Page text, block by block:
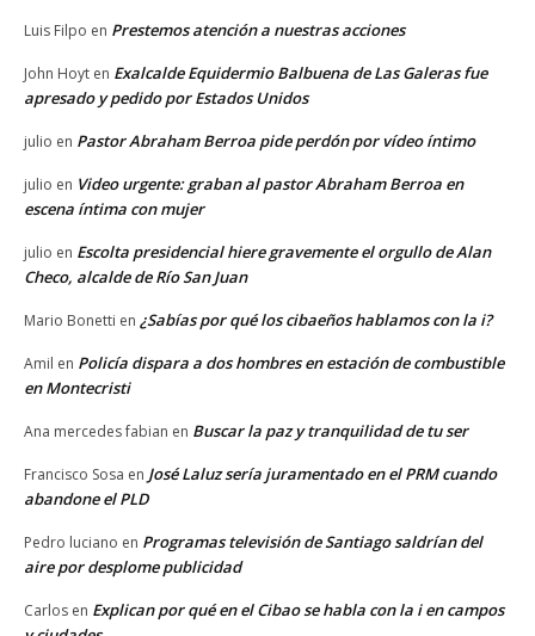
Luis Filpo en Prestemos atención a nuestras acciones
John Hoyt en Exalcalde Equidermio Balbuena de Las Galeras fue
apresado y pedido por Estados Unidos
julio en Pastor Abraham Berroa pide perdón por vídeo íntimo
julio en Video urgente: graban al pastor Abraham Berroa en
escena íntima con mujer
julio en Escolta presidencial hiere gravemente el orgullo de Alan
Checo, alcalde de Río San Juan
Mario Bonetti en ¿Sabías por qué los cibaeños hablamos con la i?
Amil en Policía dispara a dos hombres en estación de combustible
en Montecristi
Ana mercedes fabian en Buscar la paz y tranquilidad de tu ser
Francisco Sosa en José Laluz sería juramentado en el PRM cuando
abandone el PLD
Pedro luciano en Programas televisión de Santiago saldrían del
aire por desplome publicidad
Carlos en Explican por qué en el Cibao se habla con la i en campos